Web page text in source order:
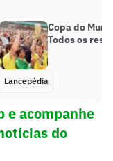
Copa do
Todos os
Lancepédia
e acompanhe
do